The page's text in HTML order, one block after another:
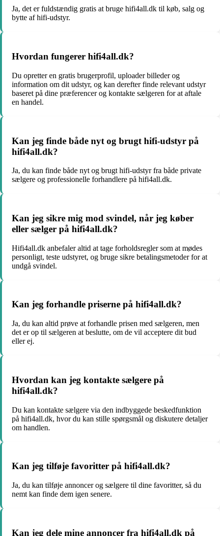
Ja, det er fuldstændig gratis at bruge hifi4all.dk til køb, salg og
bytte af hifi-udstyr.
Hvordan fungerer hifi4all.dk?
Du opretter en gratis brugerprofil, uploader billeder og
information om dit udstyr, og kan derefter finde relevant udstyr
baseret på dine præferencer og kontakte sælgeren for at aftale
en handel.
Kan jeg finde både nyt og brugt hifi-udstyr på
hifi4all.dk?
Ja, du kan finde både nyt og brugt hifi-udstyr fra både private
sælgere og professionelle forhandlere på hifi4all.dk.
Kan jeg sikre mig mod svindel, når jeg køber
eller sælger på hifi4all.dk?
Hifi4all.dk anbefaler altid at tage forholdsregler som at mødes
personligt, teste udstyret, og bruge sikre betalingsmetoder for at
undgå svindel.
Kan jeg forhandle priserne på hifi4all.dk?
Ja, du kan altid prøve at forhandle prisen med sælgeren, men
det er op til sælgeren at beslutte, om de vil acceptere dit bud
eller ej.
Hvordan kan jeg kontakte sælgere på
hifi4all.dk?
Du kan kontakte sælgere via den indbyggede beskedfunktion
på hifi4all.dk, hvor du kan stille spørgsmål og diskutere detaljer
om handlen.
Kan jeg tilføje favoritter på hifi4all.dk?
Ja, du kan tilføje annoncer og sælgere til dine favoritter, så du
nemt kan finde dem igen senere.
Kan jeg dele mine annoncer fra hifi4all.dk på